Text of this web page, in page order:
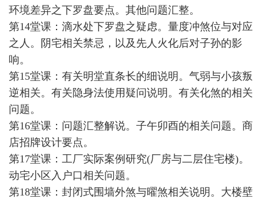
环境差异之下罗盘要点。其他问题汇整。
第14堂课：滴水处下罗盘之疑虑。量度冲煞位与对应
之人。阴宅相关禁忌，以及先人火化后对子孙的影
响。
第15堂课：有关明堂直条长的细说明。气弱与小孩叛
逆相关。有关隐身法使用疑问说明。有关化煞的相关
问题。
第16堂课：问题汇整解说。子午卯酉的相关问题。商
店招牌设计要点。
第17堂课：工厂实际案例研究(厂房与二层住宅楼)。
动宅小区入户口相关问题。
第18堂课：封闭式围墙外煞与曜煞相关说明。大楼壁